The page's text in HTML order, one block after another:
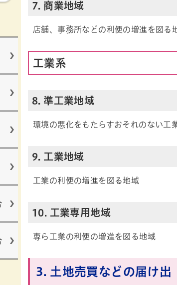
7. 商業地域
店舗、事務所などの利便の増進を図る
工業系
8. 準工業地域
環境の悪化をもたらすおそれのない工
9. 工業地域
工業の利便の増進を図る地域
10. 工業専用地域
専ら工業の利便の増進を図る地域
3. 土地売買などの届け出